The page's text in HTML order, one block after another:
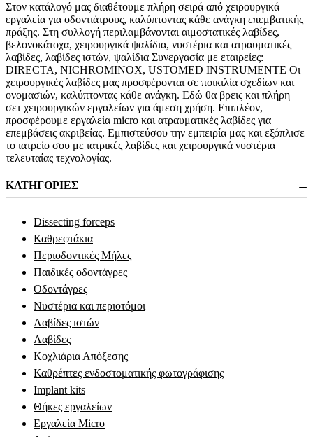
Στον κατάλογό μας διαθέτουμε πλήρη σειρά από χειρουργικά
εργαλεία για οδοντιάτρους, καλύπτοντας κάθε ανάγκη επεμβατικής
πράξης. Στη συλλογή περιλαμβάνονται αιμοστατικές λαβίδες,
βελονοκάτοχα, χειρουργικά ψαλίδια, νυστέρια και ατραυματικές
λαβίδες, λαβίδες ιστών, ψαλίδια Συνεργασία με εταιρείες:
DIRECTA, NICHROMINOX, USTOMED INSTRUMENTE Οι
χειρουργικές λαβίδες μας προσφέρονται σε ποικιλία σχεδίων και
ονομασιών, καλύπτοντας κάθε ανάγκη. Εδώ θα βρεις και πλήρη
σετ χειρουργικών εργαλείων για άμεση χρήση. Επιπλέον,
προσφέρουμε εργαλεία micro και ατραυματικές λαβίδες για
επεμβάσεις ακριβείας. Εμπιστεύσου την εμπειρία μας και εξόπλισε
το ιατρείο σου με ιατρικές λαβίδες και χειρουργικά νυστέρια
τελευταίας τεχνολογίας.
ΚΑΤΗΓΟΡΊΕΣ −
Dissecting forceps
Καθρεφτάκια
Περιοδοντικές Μήλες
Παιδικές οδοντάγρες
Οδοντάγρες
Νυστέρια και περιοτόμοι
Λαβίδες ιστών
Λαβίδες
Κοχλιάρια Απόξεσης
Καθρέπτες ενδοστοματικής φωτογράφισης
Implant kits
Θήκες εργαλείων
Εργαλεία Micro